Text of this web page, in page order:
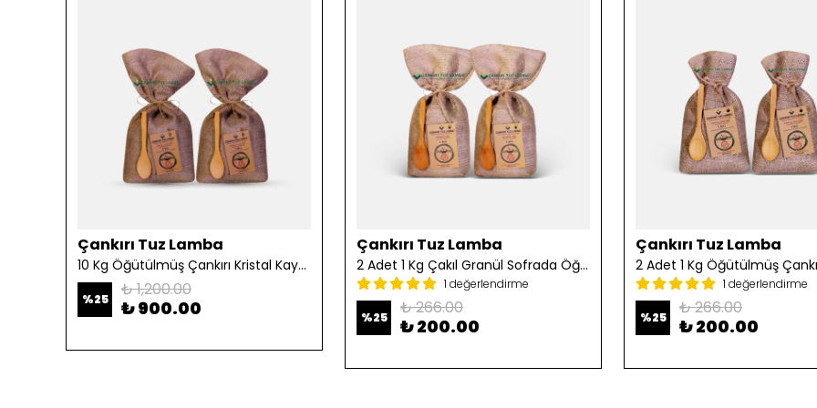
Çankırı Tuz Lamba
10 Kg Öğütülmüş Çankırı Kristal Kaya Tuzu
%25 ₺ 1,200.00
₺ 900.00
Çankırı Tuz Lamba
2 Adet 1 Kg Çakıl Granül Sofrada Öğütme Tuzu
1 değerlendirme
%25 ₺ 266.00
₺ 200.00
Çankırı Tuz Lamba
1 değerlendirme
%25 ₺ 266.00
₺ 200.00